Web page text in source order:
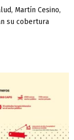
Martín Cesino,
su cobertura